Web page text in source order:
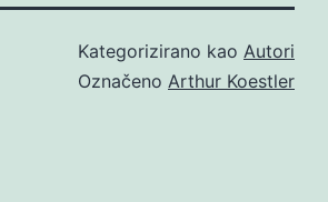
Kategorizirano kao Autori
Označeno Arthur Koestler